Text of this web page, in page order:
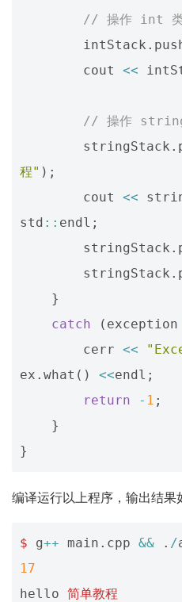
// 操作 int 类
intStack .
cout
<<
// 操作 string
stringStack .
程" );
cout
<<
std :: endl ;
stringStack .
stringStack .
}
catch
( exception
cerr <<
ex . what () <<endl ;
return
- 1 ;
}
}
编译运行以上程序，输出结果
$ g++ main . cpp && . /
17
hello 简单教程